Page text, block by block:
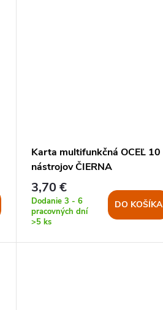
Karta multifunkčná OCEĽ 10
nástrojov ČIERNA
3,70 €
Dodanie 3 - 6
pracovných dní
>5 ks
DO KOŠÍKA